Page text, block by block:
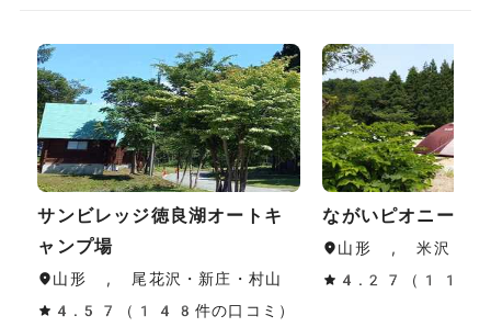
サンビレッジ徳良湖オートキ
ャンプ場
山形 , 尾花沢・新庄・村山
4.57（148件の口コミ）
ながいピオニーの
山形 , 米沢・置
4.27（11件の